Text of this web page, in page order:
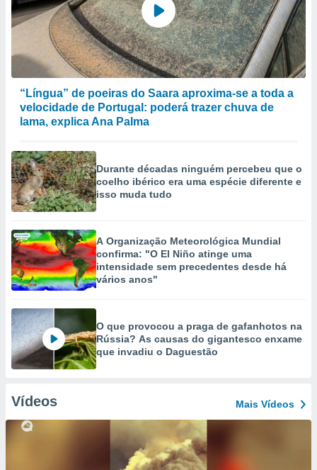
“Língua” de poeiras do Saara aproxima-se a toda a
velocidade de Portugal: poderá trazer chuva de
lama, explica Ana Palma
Durante décadas ninguém percebeu que o
coelho ibérico era uma espécie diferente e
isso muda tudo
A Organização Meteorológica Mundial
confirma: "O El Niño atinge uma
intensidade sem precedentes desde há
vários anos"
O que provocou a praga de gafanhotos na
Rússia? As causas do gigantesco enxame
que invadiu o Daguestão
Vídeos Mais Vídeos